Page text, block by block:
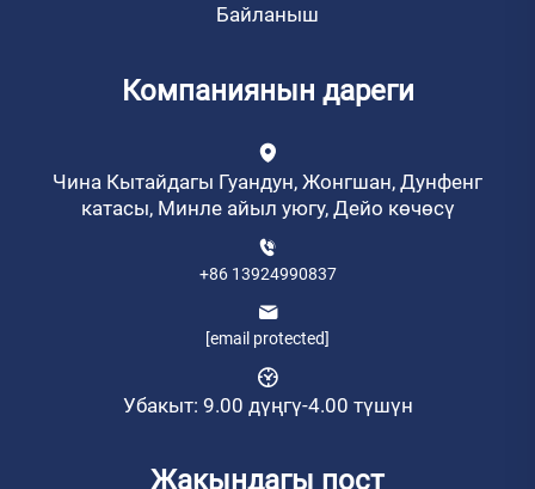
Байланыш
Компаниянын дареги
Чина Кытайдагы Гуандун, Жонгшан, Дунфенг
катасы, Минле айыл уюгу, Дейо көчөсү
+86 13924990837
[email protected]
Убакыт: 9.00 дүңгү-4.00 түшүн
Жакындагы пост